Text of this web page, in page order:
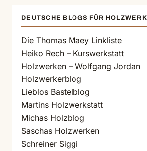
DEUTSCHE BLOGS FÜR
Die Thomas Maey Linkliste
Heiko Rech – Kurswerkstatt
Holzwerken – Wolfgang Jordan
Holzwerkerblog
Lieblos Bastelblog
Martins Holzwerkstatt
Michas Holzblog
Saschas Holzwerken
Schreiner Siggi